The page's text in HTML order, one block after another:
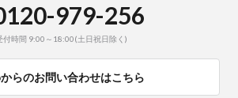
979-256
付時間 9:00～18:00(土日祝日除く)
らのお問い合わせはこちら